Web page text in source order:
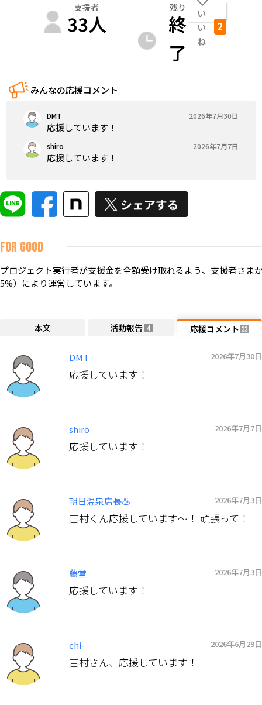
支援者
33人
残り
終
了
い
い
ね
2
みんなの応援コメント
DMT 2026年7月30日
応援しています！
shiro 2026年7月7日
応援しています！
FOR GOOD
プロジェクト実行者が支援金を全額受け取れるよう、支援者さま
5%）により運営しています。
本文 活動報告 4 応援コメント 33
DMT 2026年7月30日
応援しています！
shiro 2026年7月7日
応援しています！
朝日温泉店長♨️ 2026年7月3日
吉村くん応援しています～！ 頑張って！
藤堂 2026年7月3日
応援しています！
chi- 2026年6月29日
吉村さん、応援しています！